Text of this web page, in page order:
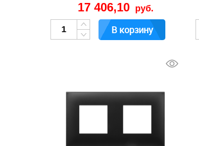
17 406,10 руб.
В корзину